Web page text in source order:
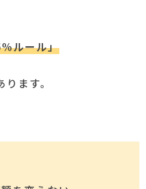
ルール」
ます。